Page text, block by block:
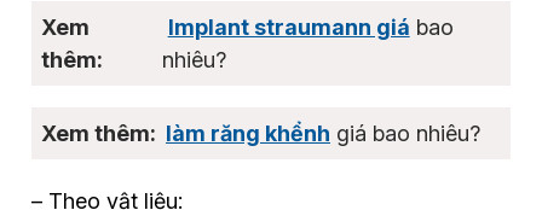
Implant straumann giá bao
nhiêu?
làm răng khểnh giá bao nhiêu?
– Theo vật liệu: